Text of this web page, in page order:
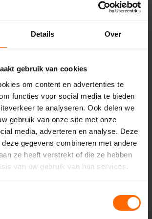
Details Over
gebruik van cookies
om content en advertenties te
functies voor social media te bieden
te analyseren. Ook delen we
gebruik van onze site met onze
media, adverteren en analyse. Deze
gegevens combineren met andere
ze heeft verstrekt of die ze hebben
van uw gebruik van hun services.
Witzand
2,
Ruurlo
als mijn vestiging
info